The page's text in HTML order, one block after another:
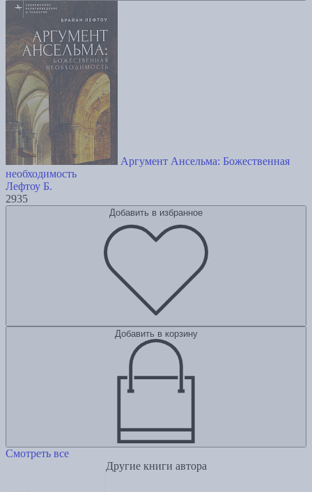
Аргумент Ансельма: Божественная
необходимость
Лефтоу Б.
2935
Добавить в избранное
Добавить в корзину
Смотреть все
Другие книги автора